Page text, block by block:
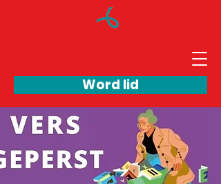
Word lid